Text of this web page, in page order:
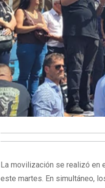
La movilización se realizó en
este martes. En simultáneo,